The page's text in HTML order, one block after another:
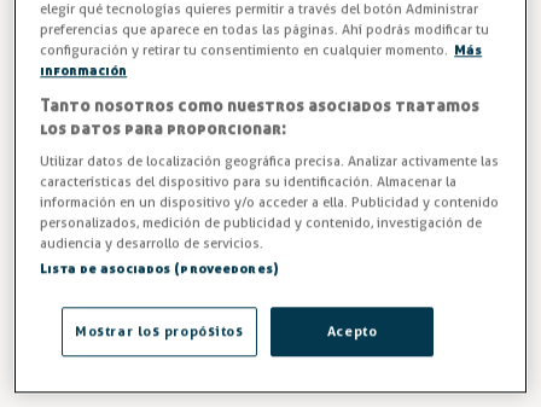
Manguera para Grifo Cocina
Industrial
Manguera de 5 metros de longitud para grifo colgante
modelo TS-4.
Entrega en 24/48h
-3% AHORRA -2,97 €
100,96 € 103,93 €
elegir qué tecnologías quieres permitir a través del botón Administrar
preferencias que aparece en todas las páginas. Ahí podrás modificar tu
configuración y retirar tu consentimiento en cualquier momento. Más
información
Tanto nosotros como nuestros asociados tratamos
los datos para proporcionar:
Utilizar datos de localización geográfica precisa. Analizar activamente las
características del dispositivo para su identificación. Almacenar la
información en un dispositivo y/o acceder a ella. Publicidad y contenido
personalizados, medición de publicidad y contenido, investigación de
audiencia y desarrollo de servicios.
Lista de asociados (proveedores)
Acepto
Mostrar los propósitos